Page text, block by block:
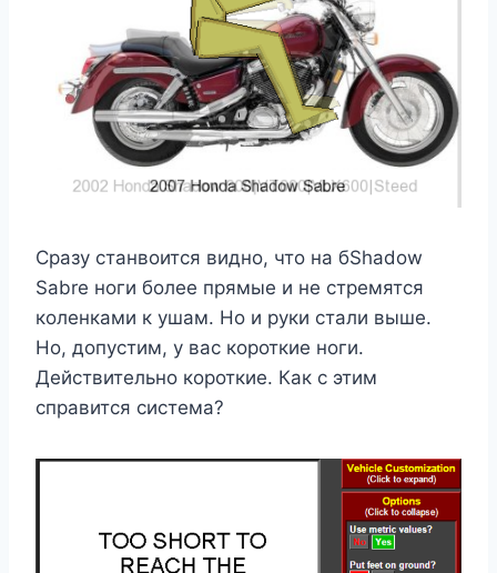
Сразу станвоится видно, что на бShadow
Sabre ноги более прямые и не стремятся
коленками к ушам. Но и руки стали выше.
Но, допустим, у вас короткие ноги.
Действительно короткие. Как с этим
справится система?